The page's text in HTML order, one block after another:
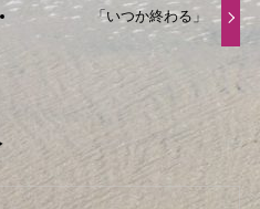
「いつか終わる」